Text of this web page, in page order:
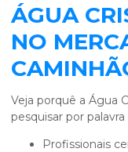
ÁGUA
NO
Veja porquê a Água
pesquisar por
profissionais